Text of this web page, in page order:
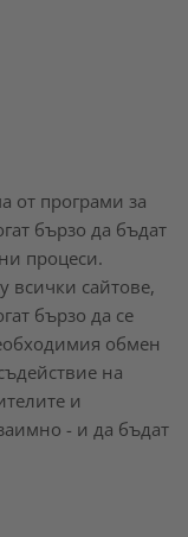
от програми за
бързо да бъдат
процеси.
всички сайтове,
бързо да се
обмен
на
и
- и да бъдат